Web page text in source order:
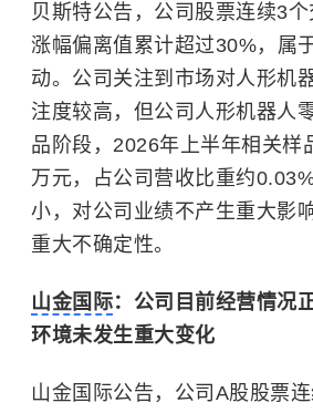
贝斯特公告，公司股票连续3
涨幅偏离值累计超过30%，属
动。公司关注到市场对人形机
注度较高，但公司人形机器人
品阶段，2026年上半年相关样
万元，占公司营收比重约
小，对公司业绩不产生重大影
重大不确定性。
山金国际：公司目前经营情况
环境未发生重大变化
山金国际公告，公司A股股票